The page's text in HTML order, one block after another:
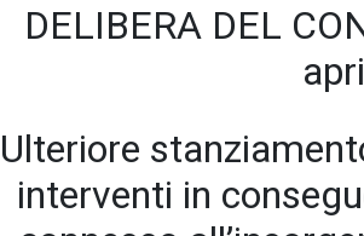
DELIBERA DEL
Ulteriore
interventi in